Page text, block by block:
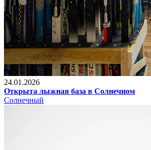
24.01.2026
Открыта лыжная база в Солнечном
Солнечный